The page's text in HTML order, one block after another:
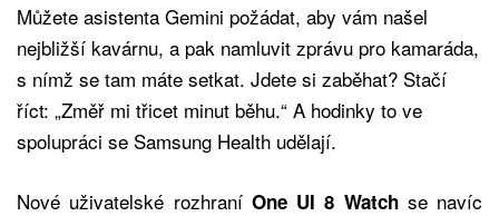
Můžete asistenta Gemini požádat, aby vám našel
nejbližší kavárnu, a pak namluvit zprávu pro kamaráda,
s nímž se tam máte setkat. Jdete si zaběhat? Stačí
říct: „Změř mi třicet minut běhu.“ A hodinky to ve
spolupráci se Samsung Health udělají.
Nové uživatelské rozhraní One UI 8 Watchse navíc